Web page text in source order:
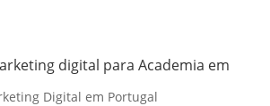
digital para Academia em
Digital em Portugal